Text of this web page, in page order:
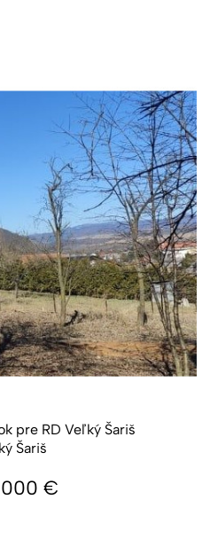
pre RD Veľký Šariš
Šariš
€